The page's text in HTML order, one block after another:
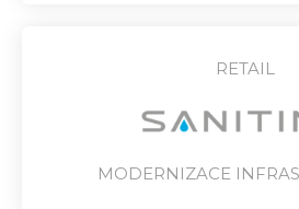
RETAIL
MODERNIZACE